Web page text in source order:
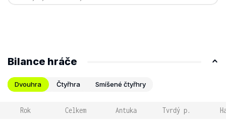
Bilance hráče
Dvouhra Čtyřhra Smíšené čtyřhry
Rok Celkem Antuka Tvrdý p.